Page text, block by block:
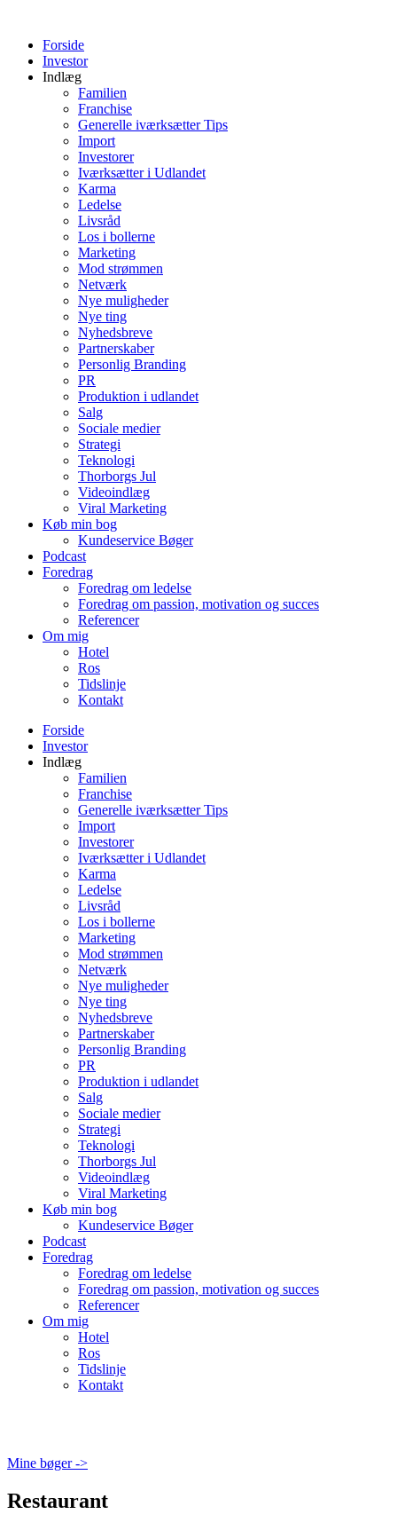
indholdForside
Investor
Indlæg
Familien
Franchise
Generelle iværksætter Tips
Import
Investorer
Iværksætter i Udlandet
Karma
Ledelse
Livsråd
Los i bollerne
Marketing
Mod strømmen
Netværk
Nye muligheder
Nye ting
Nyhedsbreve
Partnerskaber
Personlig Branding
PR
Produktion i udlandet
Salg
Sociale medier
Strategi
Teknologi
Thorborgs Jul
Videoindlæg
Viral Marketing
Køb min bog
Kundeservice Bøger
Podcast
Foredrag
Foredrag om ledelse
Foredrag om passion, motivation og succes
Referencer
Om mig
Hotel
Ros
Tidslinje
Kontakt
Forside
Investor
Indlæg
Familien
Franchise
Generelle iværksætter Tips
Import
Investorer
Iværksætter i Udlandet
Karma
Ledelse
Livsråd
Los i bollerne
Marketing
Mod strømmen
Netværk
Nye muligheder
Nye ting
Nyhedsbreve
Partnerskaber
Personlig Branding
PR
Produktion i udlandet
Salg
Sociale medier
Strategi
Teknologi
Thorborgs Jul
Videoindlæg
Viral Marketing
Køb min bog
Kundeservice Bøger
Podcast
Foredrag
Foredrag om ledelse
Foredrag om passion, motivation og succes
Referencer
Om mig
Hotel
Ros
Tidslinje
Kontakt
Mine bøger ->
Restaurant